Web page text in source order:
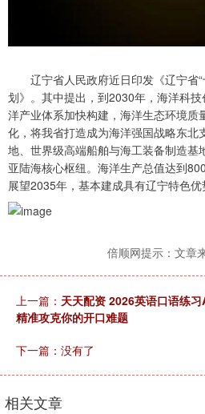
辽宁省人民政府近日印发《辽宁省“
划》。其中提出，到2030年，海洋科
洋产业体系加快构建，海洋生态环境质
化，将我省打造成为海洋强国战略东北
地、世界级高端船舶与海工装备制造基
亚陆海核心枢纽。海洋生产总值达到
展望2035年，基本建成具有辽宁特色优
倍顺网提示：文章
上一篇： 天天配资 2026英语口语练
精准攻克你的开口难题
下一篇：没有了
相关文章